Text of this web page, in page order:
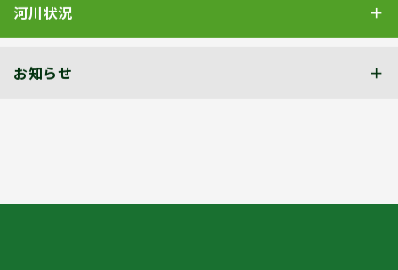
河川状況
お知らせ